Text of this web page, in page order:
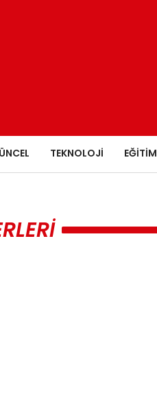
TEKNOLOJI EĞITIM